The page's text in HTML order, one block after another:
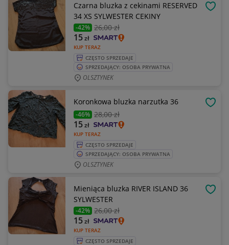
Czarna bluzka z cekinami RESERVED
34 XS SYLWESTER CEKINY
-42% 26,00 zł
KUP TERAZ
15zł
CZĘSTO SPRZEDAJE
SPRZEDAJĄCY: OSOBA PRYWATNA
OLSZTYNEK
Koronkowa bluzka narzutka 36
-46% 28,00 zł
KUP TERAZ
15zł
CZĘSTO SPRZEDAJE
SPRZEDAJĄCY: OSOBA PRYWATNA
OLSZTYNEK
Mieniąca bluzka RIVER ISLAND 36
SYLWESTER
-42% 26,00 zł
KUP TERAZ
15zł
CZĘSTO SPRZEDAJE